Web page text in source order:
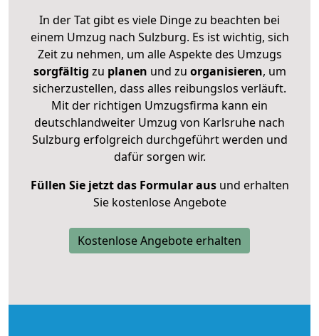
In der Tat gibt es viele Dinge zu beachten bei
einem Umzug nach Sulzburg. Es ist wichtig, sich
Zeit zu nehmen, um alle Aspekte des Umzugs
sorgfältig zu planen und zu organisieren, um
sicherzustellen, dass alles reibungslos verläuft.
Mit der richtigen Umzugsfirma kann ein
deutschlandweiter Umzug von Karlsruhe nach
Sulzburg erfolgreich durchgeführt werden und
dafür sorgen wir.
Füllen Sie jetzt das Formular ausund erhalten
Sie kostenlose Angebote
Kostenlose Angebote erhalten